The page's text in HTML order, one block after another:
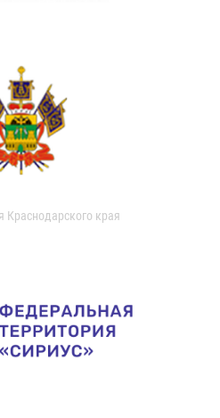
Краснодарского края